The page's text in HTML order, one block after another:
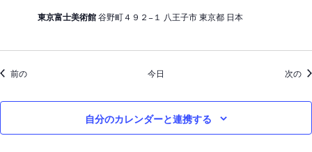
東京富士美術館谷野町４９２−１ 八王子市 東京都 日本
前のイベント 今日 次のイ
自分のカレンダーと連携する